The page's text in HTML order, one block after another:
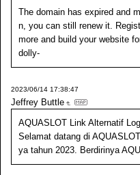
The domain has expired and
n, you can still renew it.
more and build your website
dolly-
2023/06/14 17:38:47
Jeffrey Buttle
AQUASLOT Link Alternatif
Selamat datang di
ya tahun 2023. Berdirinya